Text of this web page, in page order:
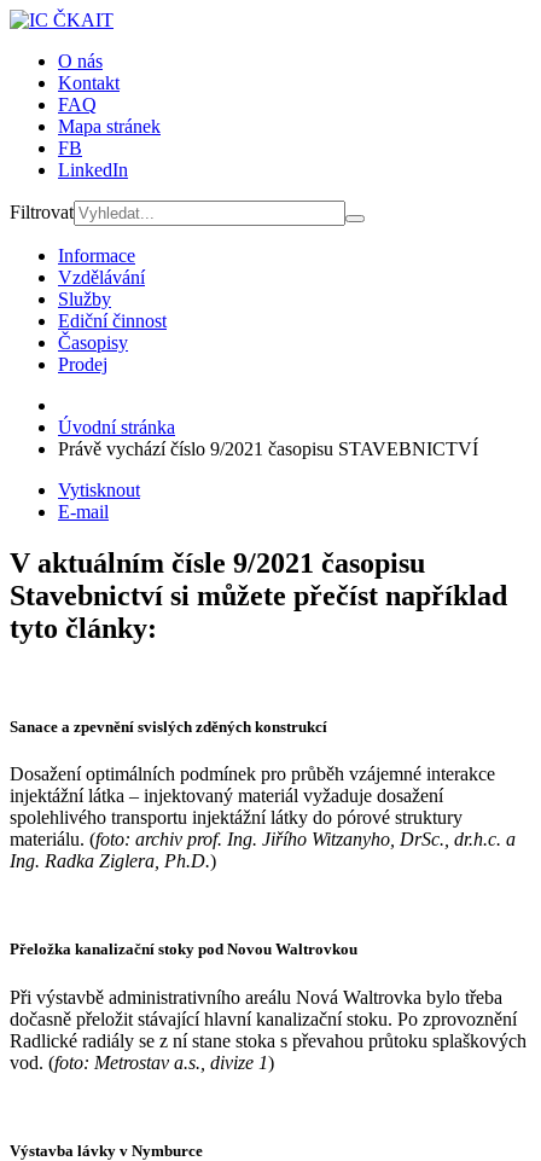
O nás
Kontakt
FAQ
Mapa stránek
FB
LinkedIn
Filtrovat
Informace
Vzdělávání
Služby
Ediční činnost
Časopisy
Prodej
Úvodní stránka
Právě vychází číslo 9/2021 časopisu STAVEBNICTVÍ
Vytisknout
E-mail
V aktuálním čísle 9/2021 časopisu
Stavebnictví si můžete přečíst například
tyto články:
Sanace a zpevnění svislých zděných konstrukcí
Dosažení optimálních podmínek pro průběh vzájemné interakce
injektážní látka – injektovaný materiál vyžaduje dosažení
spolehlivého transportu injektážní látky do pórové struktury
materiálu. (foto: archiv prof. Ing. Jiřího Witzanyho, DrSc., dr.h.c. a
Ing. Radka Ziglera, Ph.D.)
Přeložka kanalizační stoky pod Novou Waltrovkou
Při výstavbě administrativního areálu Nová Waltrovka bylo třeba
dočasně přeložit stávající hlavní kanalizační stoku. Po zprovoznění
Radlické radiály se z ní stane stoka s převahou průtoku splaškových
vod. (foto: Metrostav a.s., divize 1)
Výstavba lávky v Nymburce